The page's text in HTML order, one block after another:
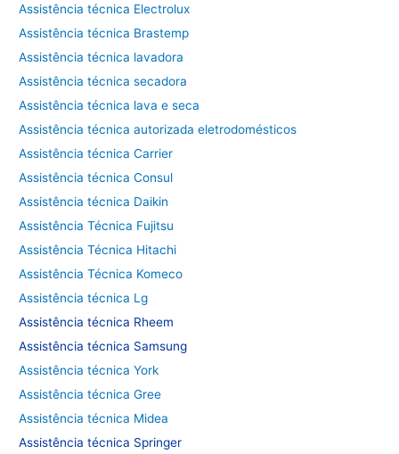
Assistência técnica Electrolux
Assistência técnica Brastemp
Assistência técnica lavadora
Assistência técnica secadora
Assistência técnica lava e seca
Assistência técnica autorizada eletrodomésticos
Assistência técnica Carrier
Assistência técnica Consul
Assistência técnica Daikin
Assistência Técnica Fujitsu
Assistência Técnica Hitachi
Assistência Técnica Komeco
Assistência técnica Lg
Assistência técnica Rheem
Assistência técnica Samsung
Assistência técnica York
Assistência técnica Gree
Assistência técnica Midea
Assistência técnica Springer